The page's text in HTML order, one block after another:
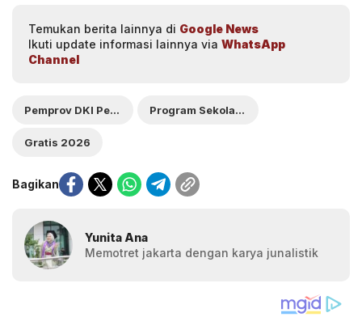
Temukan berita lainnya di Google News
Ikuti update informasi lainnya via WhatsApp
Channel
Pemprov DKI Perluas Program Sekolah Swasta
Gratis 2026
Bagikan
Yunita Ana
Memotret jakarta dengan karya junalistik